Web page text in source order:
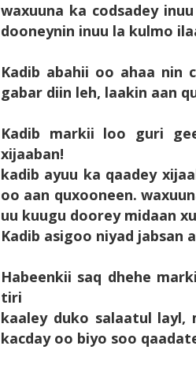
waxuuna ka codsadey
dooneynin inuu la kulmo
Kadib abahii oo ahaa nin
gabar diin leh, laakin aan
Kadib markii loo guri
xijaaban!
kadib ayuu ka qaadey
oo aan quxooneen.
uu kuugu doorey midaan
Kadib asigoo niyad jabsan
Habeenkii saq dhehe
tiri
kaaley duko salaatul layl,
kacday oo biyo soo